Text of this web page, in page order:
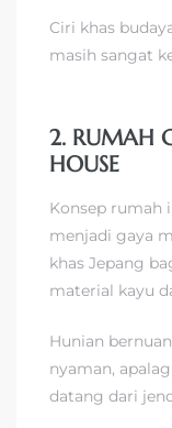
Ciri khas
masih sangat
2. RUMAH
HOUSE
Konsep rumah
menjadi gaya
khas Jepang
material kayu
Hunian
nyaman,
datang dari